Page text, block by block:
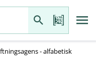
- alfabetisk